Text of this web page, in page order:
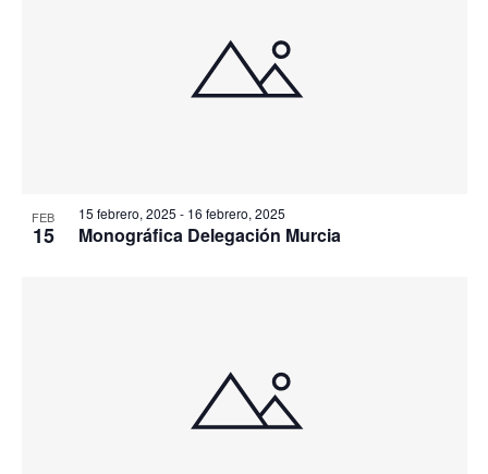
FEB
15
15 febrero, 2025 - 16 febrero, 2025
Monográfica Delegación Murcia